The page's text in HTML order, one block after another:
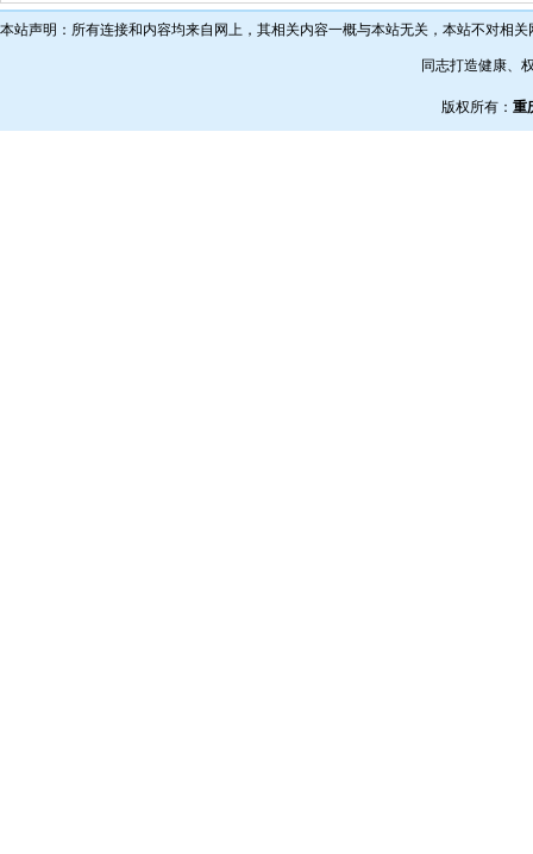
本站声明：所有连接和内容均来自网上，其相关内容一概与本站无关，本站不对相
同志打造健康、
版权所有： 重